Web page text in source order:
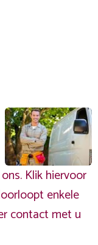
Klik hiervoor
enkele
contact met u